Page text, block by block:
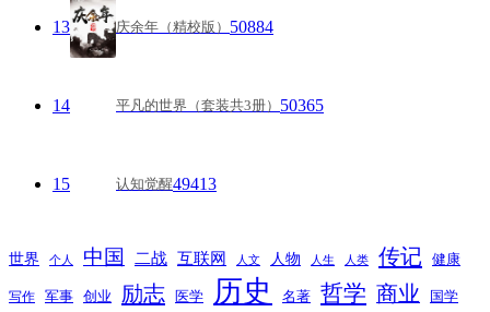
13 庆余年（精校版） 50884
14 平凡的世界（套装共3册） 50365
15 认知觉醒49413
世界 个人 中国 二战 互联网 人文 人物 人生 人类 传记 健康
写作 军事 创业 励志 医学 历史 名著 哲学 商业 国学